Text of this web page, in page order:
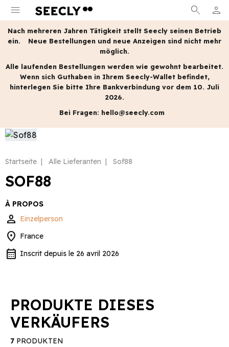
menu search person
MEIN
Nach mehreren Jahren Tätigkeit stellt Seecly seinen Betrieb
ein.
Neue Bestellungen und neue Anzeigen sind nicht mehr
möglich.
Alle laufenden Bestellungen werden wie gewohnt bearbeitet.
Wenn sich Guthaben in Ihrem Seecly-Wallet befindet,
hinterlegen Sie bitte Ihre Bankverbindung vor dem 10. Juli
2026.
Bei Fragen: hello@seecly.com
Startseite Alle Lieferanten Sof88
SOF88
À PROPOS
person Einzelperson
location_on France
calendar_month Inscrit depuis le 26 avril 2026
PRODUKTE DIESES
VERKÄUFERS
7 PRODUKTEN